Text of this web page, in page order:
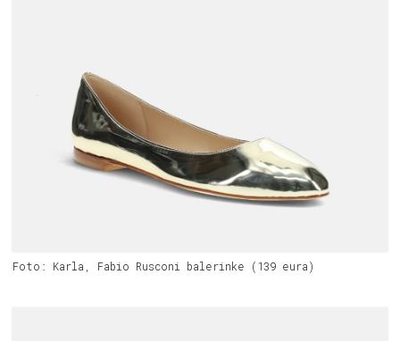
Foto: Karla, Fabio Rusconi balerinke (139 eura)